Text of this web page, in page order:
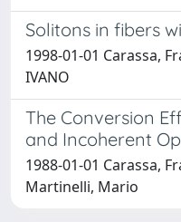
Solitons in fibers
1998-01-01 Carassa,
IVANO
The Conversion
and Incoherent
1988-01-01 Carassa,
Martinelli, Mario